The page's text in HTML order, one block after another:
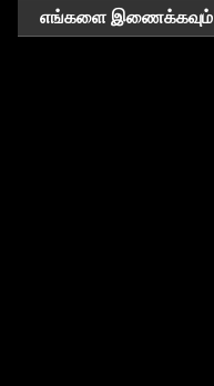
எங்களை இணைக்கவும்